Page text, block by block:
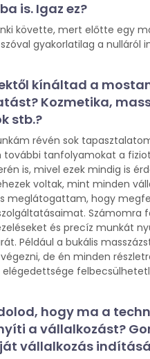
is. Igaz ez?
követte, mert előtte egy
gyakorlatilag a nulláról
kínáltad a
Kozmetika,
stb.?
révén sok
további tanfolyamokat a
is, mivel ezek mindig is
voltak, mint minden
meglátogattam, hogy
Számomra
és precíz munkát
Például a bukális
de én minden
elégedettsége
hogy ma a
a vállalkozást?
vállalkozás